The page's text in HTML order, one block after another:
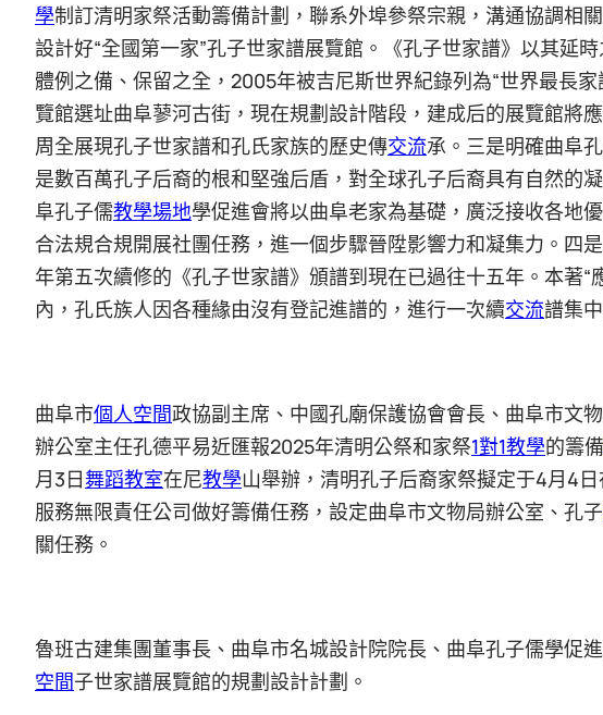
學制訂清明家祭活動籌備計劃，聯系外埠參祭宗親，溝通協調相
設計好“全國第一家”孔子世家譜展覽館。《孔子世家譜》以其延
體例之備、保留之全，2005年被吉尼斯世界紀錄列為“世界最長家
覽館選址曲阜蓼河古街，現在規劃設計階段，建成后的展覽館將
周全展現孔子世家譜和孔氏家族的歷史傳交流承。三是明確曲阜
是數百萬孔子后裔的根和堅強后盾，對全球孔子后裔具有自然的
阜孔子儒教學場地學促進會將以曲阜老家為基礎，廣泛接收各地
合法規合規開展社團任務，進一個步驟晉陞影響力和凝集力。四
年第五次續修的《孔子世家譜》頒譜到現在已過往十五年。本著“
內，孔氏族人因各種緣由沒有登記進譜的，進行一次續交流譜集
曲阜市個人空間政協副主席、中國孔廟保護協會會長、曲阜市文
辦公室主任孔德平易近匯報2025年清明公祭和家祭1對1教學的籌備
月3日舞蹈教室在尼教學山舉辦，清明孔子后裔家祭擬定于4月4
服務無限責任公司做好籌備任務，設定曲阜市文物局辦公室、孔子
關任務。
魯班古建集團董事長、曲阜市名城設計院院長、曲阜孔子儒學促
空間子世家譜展覽館的規劃設計計劃。